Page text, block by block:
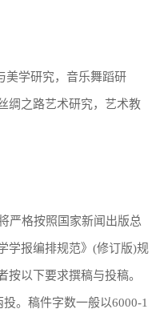
美学研究，音乐舞蹈研
绸之路艺术研究，艺术教
严格按照国家新闻出版总
学报编排规范》(修订版)规
按以下要求撰稿与投稿。
。稿件字数一般以6000-1